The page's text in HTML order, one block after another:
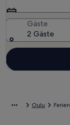
Gäste
2 Gäste
Oulu